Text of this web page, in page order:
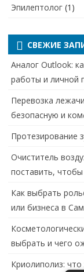
Эпилептолог (1)
СВЕЖИЕ
Аналог Outlook:
работы и личной
Перевозка
безопасную и
Протезирование
Очиститель
поставить,
Как выбрать
или бизнеса в
выбрать и чего
Криолиполиз: